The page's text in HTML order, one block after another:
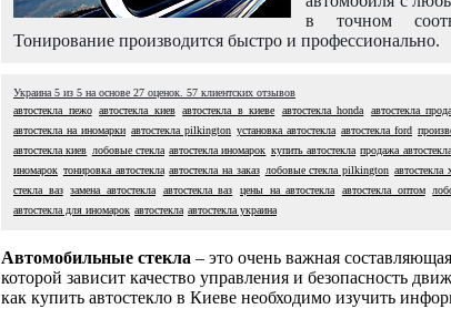
в точном
Тонирование производится быстро и профессионально.
Украина 5 из 5 на основе 27 оценок. 57 клиентских отзывов
автостекла пежо автостекла киев автостекла в киеве автостекла honda автостекла
автостекла на иномарки автостекла pilkington установка автостекла автостекла ford
автостекла киев лобовые стекла автостекла иномарок купить автостекла продажа автостекла
иномарок тонировка автостекла автостекла на заказ лобовые стекла pilkington автостекла
стекла ваз
замена автостекла автостекла ваз цены на автостекла автостекла оптом
автостекла для иномарок автостекла автостекла украина
Автомобильные стекла – это очень важная
которой зависит качество управления и безопасность
как купить автостекло в Киеве необходимо изучить